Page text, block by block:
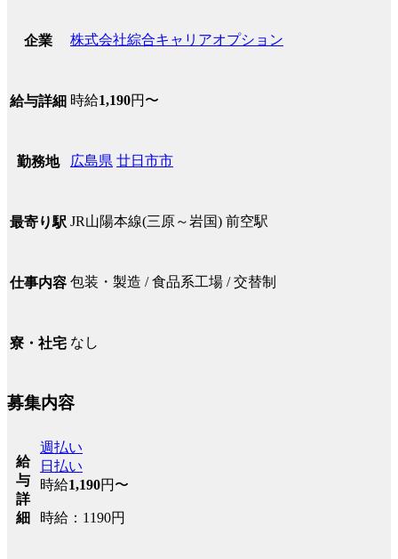
企業 株式会社綜合キャリアオプション
給与詳細 時給1,190円〜
勤務地 広島県 廿日市市
最寄り駅 JR山陽本線(三原～岩国) 前空駅
仕事内容 包装・製造 / 食品系工場 / 交替制
寮・社宅 なし
募集内容
給
与
詳
細
週払い
日払い
時給1,190円〜
時給：1190円